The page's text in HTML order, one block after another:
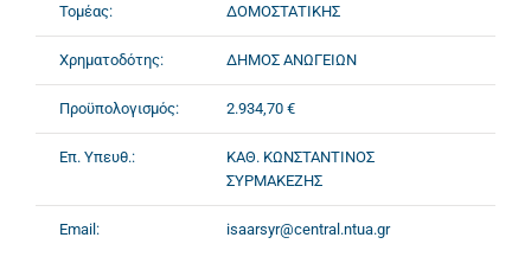
Τομέας: ΔΟΜΟΣΤΑΤΙΚΗΣ
Χρηματοδότης: ΔΗΜΟΣ ΑΝΩΓΕΙΩΝ
Προϋπολογισμός: 2.934,70 €
Επ. Υπευθ.:
ΚΑΘ. ΚΩΝΣΤΑΝΤΙΝΟΣ
ΣΥΡΜΑΚΕΖΗΣ
Email: isaarsyr@central.ntua.gr